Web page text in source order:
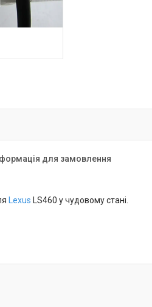
для замовлення
Lexus LS460 у чудовому стані.